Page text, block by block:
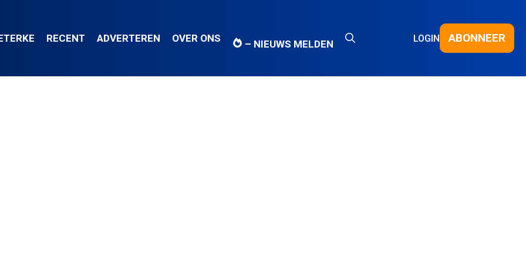
RECENT ADVERTEREN OVER ONS – NIEUWS MELDEN LOGIN ABONNEER